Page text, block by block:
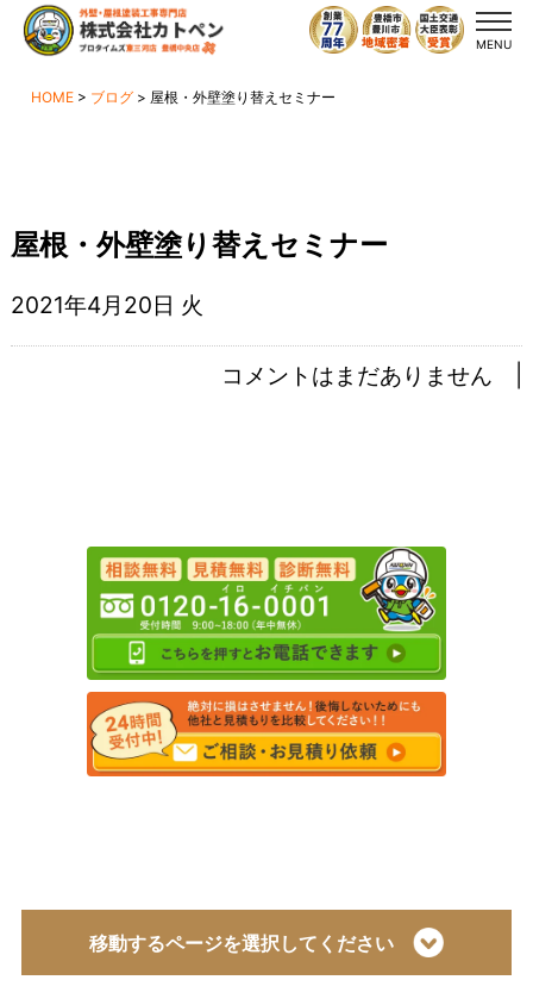
MENU
HOME > ブログ > 屋根・外壁塗り替えセミナー
屋根・外壁塗り替えセミナー
2021年4月20日 火
コメントはまだありません |
移動するページを選択してください